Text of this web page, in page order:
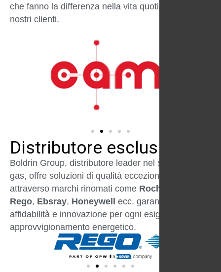
che fanno la differenza nella vita quotidiana dei
nostri clienti.
Distributore esclusivo
Boldrin Group, distributore leader nel settore del
gas, offre soluzioni di qualità eccezionale
attraverso marchi rinomati come Rochester
Rego, Ebsray, Honeywell
ecc. garantendo
affidabilità e innovazione per ogni esigenza di
approvvigionamento energetico.